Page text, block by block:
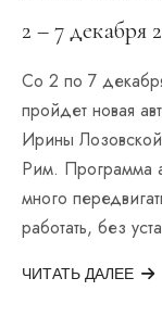
2 – 7 декабря
Со 2 по 7
пройдет новая
Ирины
Рим. Программа
много
работать, без
ЧИТАТЬ ДАЛЕЕ